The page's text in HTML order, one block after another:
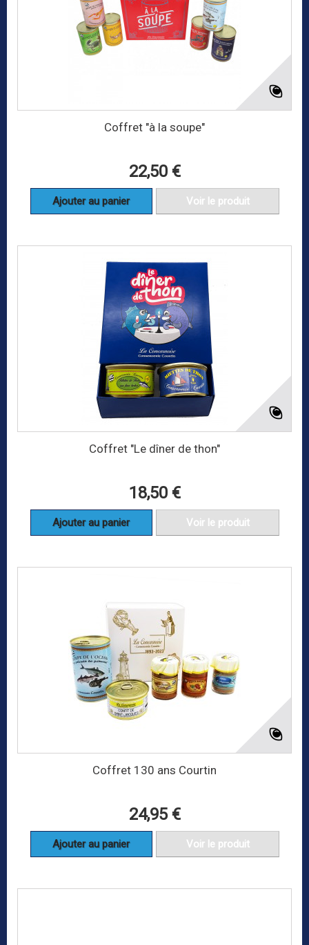
Coffret "à la soupe"
22,50 €
Ajouter au panier Voir le produit
Coffret "Le dîner de thon"
18,50 €
Ajouter au panier Voir le produit
Coffret 130 ans Courtin
24,95 €
Ajouter au panier Voir le produit